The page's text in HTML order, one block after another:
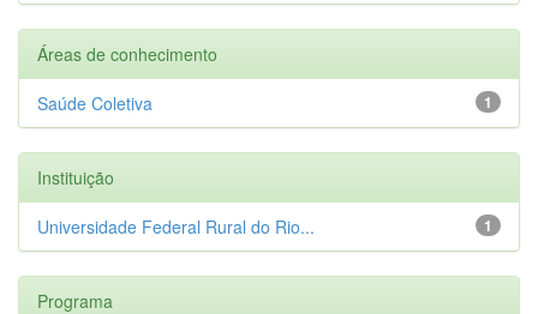
Áreas de conhecimento
1
Saúde Coletiva
Instituição
1
Universidade Federal Rural do Rio...
Programa